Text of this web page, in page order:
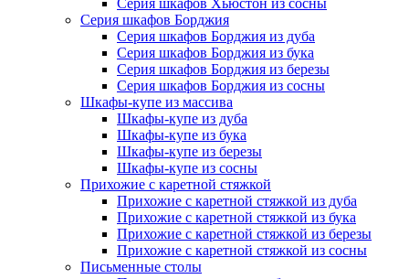
Серия шкафов Хьюстон из сосны
Серия шкафов Борджия
Серия шкафов Борджия из дуба
Серия шкафов Борджия из бука
Серия шкафов Борджия из березы
Серия шкафов Борджия из сосны
Шкафы-купе из массива
Шкафы-купе из дуба
Шкафы-купе из бука
Шкафы-купе из березы
Шкафы-купе из сосны
Прихожие с каретной стяжкой
Прихожие с каретной стяжкой из дуба
Прихожие с каретной стяжкой из бука
Прихожие с каретной стяжкой из березы
Прихожие с каретной стяжкой из сосны
Письменные столы